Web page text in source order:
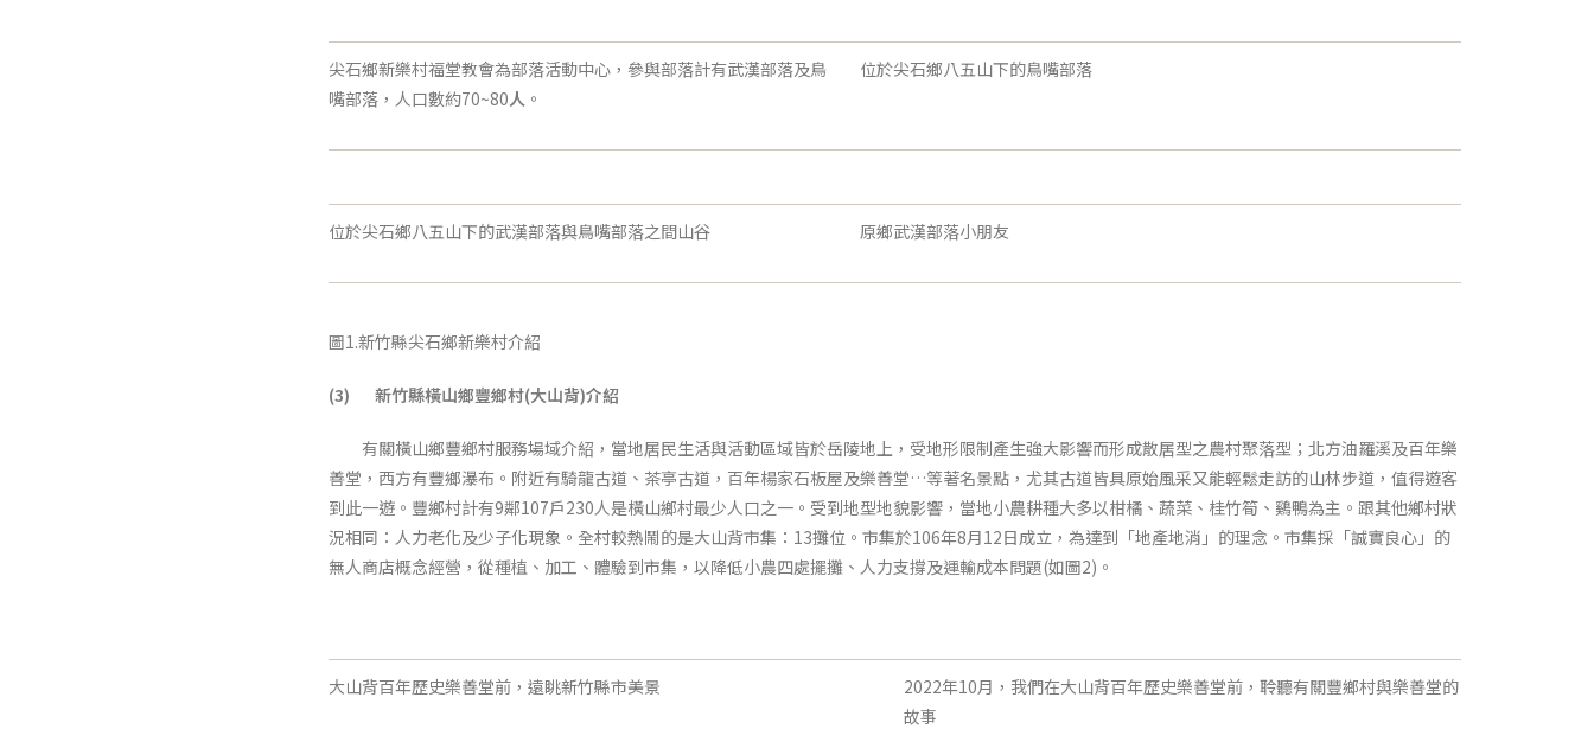
尖石鄉新樂村福堂教會為部落活動中心，參與部落計有武漢部落及鳥
嘴部落，人口數約70~80人 。
位於尖石鄉八五山下的鳥嘴部落
位於尖石鄉八五山下的武漢部落與鳥嘴部落之間山谷 原鄉武漢部落小朋友
圖1.新竹縣尖石鄉新樂村介紹
(3) 新竹縣橫山鄉豐鄉村(大山背)介紹
有關橫山鄉豐鄉村服務場域介紹，當地居民生活與活動區域皆於岳陵地上，受地形限制產生強大影響而形成散居型之農村聚落型；北方油羅溪及百年樂
善堂，西方有豐鄉瀑布。附近有騎龍古道、茶亭古道，百年楊家石板屋及樂善堂…等著名景點，尤其古道皆具原始風采又能輕鬆走訪的山林步道，值得遊客
到此一遊。豐鄉村計有9鄰107戶230人是橫山鄉村最少人口之一。受到地型地貌影響，當地小農耕種大多以柑橘、蔬菜、桂竹筍、鷄鴨為主。跟其他鄉村狀
況相同：人力老化及少子化現象。全村較熱鬧的是大山背市集：13攤位。市集於106年8月12日成立，為達到「地產地消」的理念。市集採「誠實良心」的
無人商店概念經營，從種植、加工、體驗到市集，以降低小農四處擺攤、人力支撐及運輸成本問題(如圖2)。
大山背百年歷史樂善堂前，遠眺新竹縣市美景
2022年10月，我們在大山背百年歷史樂善堂前，聆聽有關豐鄉村與樂善堂的
故事